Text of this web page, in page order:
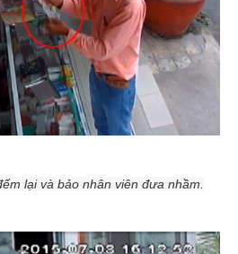
lại và bảo nhân viên đưa nhầm.